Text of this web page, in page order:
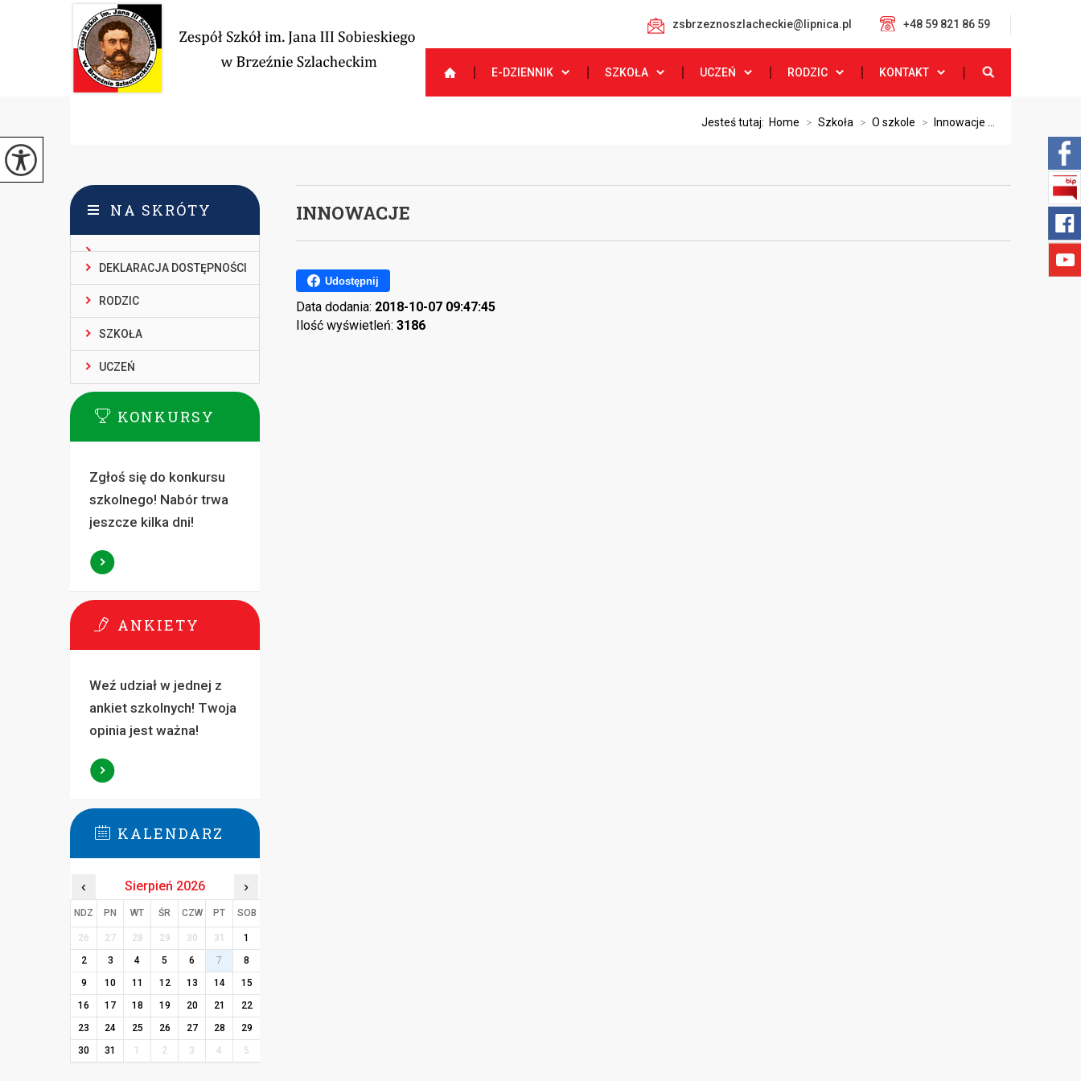
zsbrzeznoszlacheckie@lipnica.pl +48 59 821 86 59
E-DZIENNIK SZKOŁA UCZEŃ RODZIC KONTAKT
Jesteś tutaj: Home > Szkoła > O szkole > Innowacje ...
INNOWACJE
Udostępnij
Data dodania: 2018-10-07 09:47:45
Ilość wyświetleń: 3186
NA SKRÓTY
DEKLARACJA DOSTĘPNOŚCI
RODZIC
SZKOŁA
UCZEŃ
KONKURSY
Zgłoś się do konkursu
szkolnego! Nabór trwa
jeszcze kilka dni!
ANKIETY
Weź udział w jednej z
ankiet szkolnych! Twoja
opinia jest ważna!
KALENDARZ
‹ Sierpień 2026 ›
NDZ PN WT ŚR CZW PT SOB
26 27 28 29 30 31
1
2
3 4 5 6 7
8
9
10 11 12 13 14
15
16
17 18 19 20 21
22
23
24 25 26 27 28
29
30
31 1 2 3 4 5